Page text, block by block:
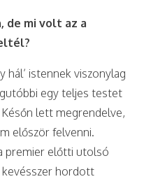
de mi volt az a
hál’ istennek viszonylag
egy teljes testet
lett megrendelve,
először felvenni.
premier előtti utolsó
kevésszer hordott